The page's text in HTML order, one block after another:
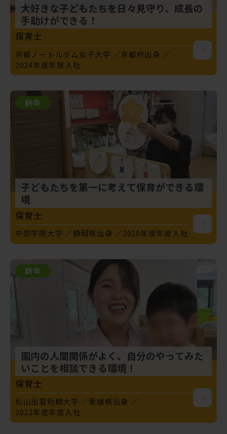
大好きな子どもたちを日々見守り、成長の
手助けができる！
保育士
京都ノートルダム女子大学
京都府出身
2024年度年度入社
新卒
子どもたちを第一に考えて保育ができる環
境
保育士
中部学院大学 静岡県出身 2020年度年度入社
新卒
園内の人間関係がよく、自分のやってみた
いことを相談できる環境！
保育士
松山出雲短期大学
愛媛県出身
2022年度年度入社